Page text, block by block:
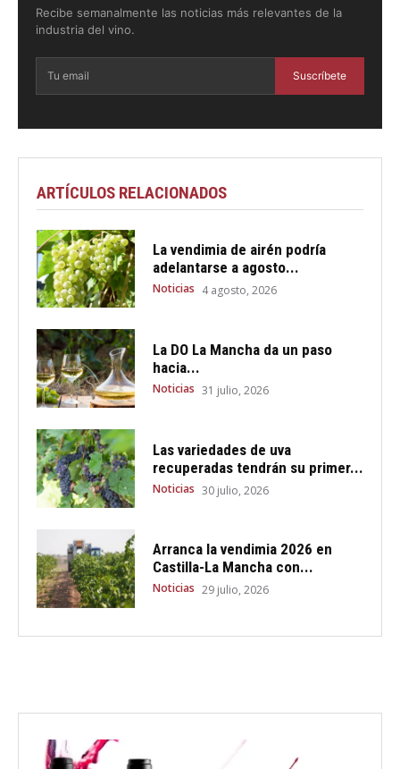
Recibe semanalmente las noticias más relevantes de la
industria del vino.
Suscríbete
ARTÍCULOS RELACIONADOS
La vendimia de airén podría
adelantarse a agosto...
Noticias 4 agosto, 2026
La DO La Mancha da un paso
hacia...
Noticias 31 julio, 2026
Las variedades de uva
recuperadas tendrán su primer...
Noticias 30 julio, 2026
Arranca la vendimia 2026 en
Castilla-La Mancha con...
Noticias 29 julio, 2026